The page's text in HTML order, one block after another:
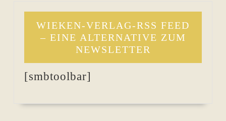
WIEKEN-VERLAG-RSS FEED
– EINE ALTERNATIVE ZUM
NEWSLETTER
[smbtoolbar]